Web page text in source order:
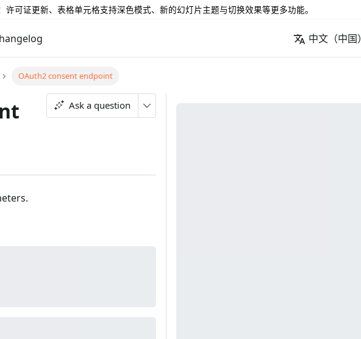
许可证更新、表格单元格支持深色模式、新的幻灯片主题与切换效果等更多功能。
中文（中国）
OAuth2 consent endpoint
Ask a question